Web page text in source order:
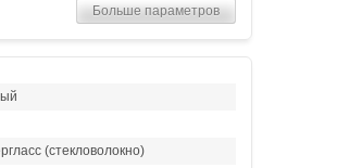
Больше параметров
(стекловолокно)